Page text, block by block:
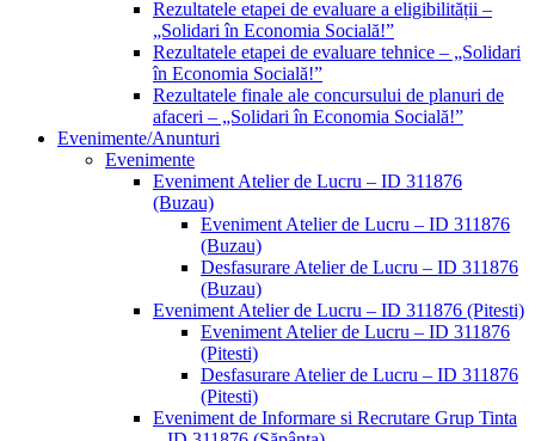
Rezultatele etapei de evaluare a eligibilității –
„Solidari în Economia Socială!”
Rezultatele etapei de evaluare tehnice – „Solidari
în Economia Socială!”
Rezultatele finale ale concursului de planuri de
afaceri – „Solidari în Economia Socială!”
Evenimente/Anunturi
Evenimente
Eveniment Atelier de Lucru – ID 311876
(Buzau)
Eveniment Atelier de Lucru – ID 311876
(Buzau)
Desfasurare Atelier de Lucru – ID 311876
(Buzau)
Eveniment Atelier de Lucru – ID 311876 (Pitesti)
Eveniment Atelier de Lucru – ID 311876
(Pitesti)
Desfasurare Atelier de Lucru – ID 311876
(Pitesti)
Eveniment de Informare si Recrutare Grup Tinta